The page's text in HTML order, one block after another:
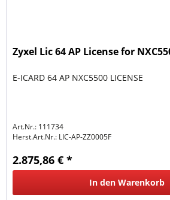
Zyxel Lic 64 AP License for
E-ICARD 64 AP NXC5500 LICENSE
Art.Nr.: 111734
Herst.Art.Nr.: LIC-AP-ZZ0005F
2.875,86 € *
In den Warenkorb